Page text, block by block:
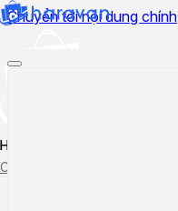
Chuyển tới nội dung chính
Hướng dẫn sử dụng
Cập nhật tính năng mới